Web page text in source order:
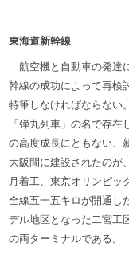
東海道新幹線
航空機と自動車の発達
幹線の成功によって再検
特筆しなければならない
「弾丸列車」の名で存
の高度成長にともない、
大阪間に建設されたのが
月着工、東京オリンピッ
全線五一五キロが開通し
デル地区となった二宮工
の両ターミナルである。